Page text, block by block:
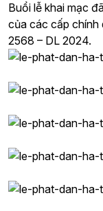
Buổi lễ khai mạc
của các cấp chính
2568 – DL 2024.